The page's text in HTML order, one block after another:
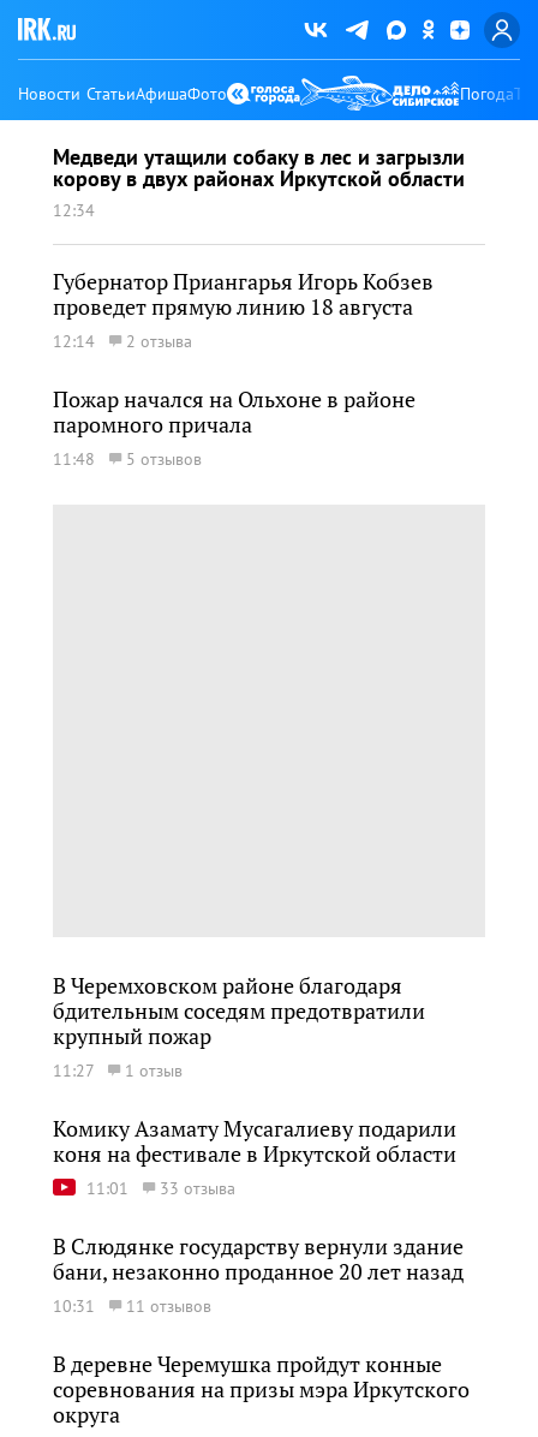
Новости СтатьиАфишаФото Погода
Медведи утащили собаку в лес и загрызли
корову в двух районах Иркутской области
12:34
Губернатор Приангарья Игорь Кобзев
проведет прямую линию 18 августа
12:14 2 отзыва
Пожар начался на Ольхоне в районе
паромного причала
11:48 5 отзывов
В Черемховском районе благодаря
бдительным соседям предотвратили
крупный пожар
11:27 1 отзыв
Комику Азамату Мусагалиеву подарили
коня на фестивале в Иркутской области
11:01 33 отзыва
В Слюдянке государству вернули здание
бани, незаконно проданное 20 лет назад
10:31 11 отзывов
В деревне Черемушка пройдут конные
соревнования на призы мэра Иркутского
округа